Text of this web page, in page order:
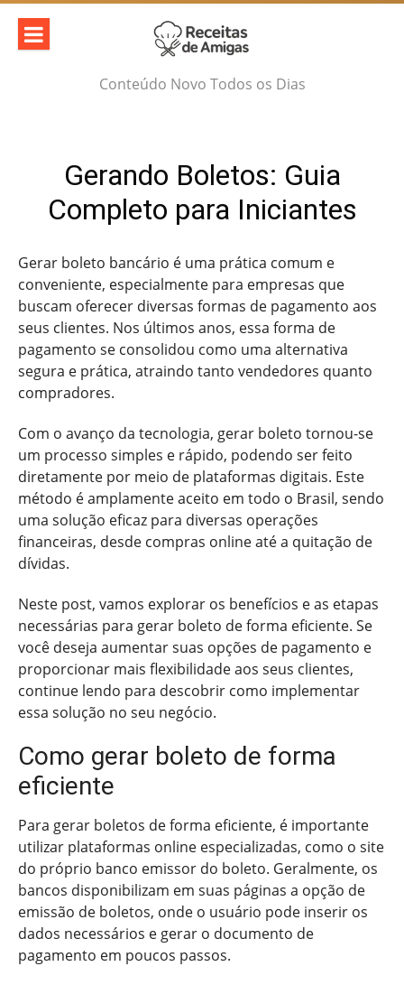
Skip
content
Conteúdo Novo Todos os Dias
Gerando Boletos: Guia
Completo para Iniciantes
Gerar boleto bancário é uma prática comum e
conveniente, especialmente para empresas que
buscam oferecer diversas formas de pagamento aos
seus clientes. Nos últimos anos, essa forma de
pagamento se consolidou como uma alternativa
segura e prática, atraindo tanto vendedores quanto
compradores.
Com o avanço da tecnologia, gerar boleto tornou-se
um processo simples e rápido, podendo ser feito
diretamente por meio de plataformas digitais. Este
método é amplamente aceito em todo o Brasil, sendo
uma solução eficaz para diversas operações
financeiras, desde compras online até a quitação de
dívidas.
Neste post, vamos explorar os benefícios e as etapas
necessárias para gerar boleto de forma eficiente. Se
você deseja aumentar suas opções de pagamento e
proporcionar mais flexibilidade aos seus clientes,
continue lendo para descobrir como implementar
essa solução no seu negócio.
Como gerar boleto de forma
eficiente
Para gerar boletos de forma eficiente, é importante
utilizar plataformas online especializadas, como o site
do próprio banco emissor do boleto. Geralmente, os
bancos disponibilizam em suas páginas a opção de
emissão de boletos, onde o usuário pode inserir os
dados necessários e gerar o documento de
pagamento em poucos passos.